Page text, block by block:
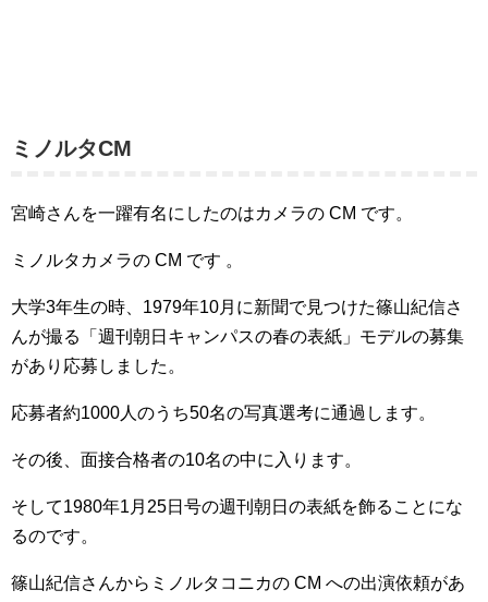
ミノルタCM
宮崎さんを一躍有名にしたのはカメラの CM です。
ミノルタカメラの CM です 。
大学3年生の時、1979年10月に新聞で見つけた篠山紀信さ
んが撮る「週刊朝日キャンパスの春の表紙」モデルの募集
があり応募しました。
応募者約1000人のうち50名の写真選考に通過します。
その後、面接合格者の10名の中に入ります。
そして1980年1月25日号の週刊朝日の表紙を飾ることにな
るのです。
篠山紀信さんからミノルタコニカの CM への出演依頼があ